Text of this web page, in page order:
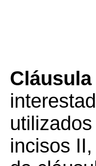
incisos